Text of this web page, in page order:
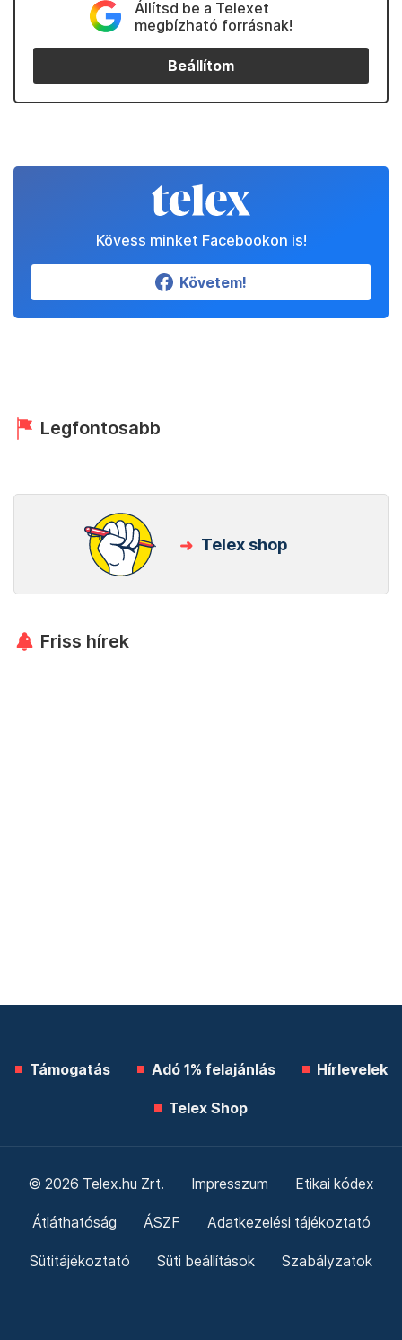
Állítsd be a Telexet
megbízható forrásnak!
Beállítom
Kövess minket Facebookon is!
Követem!
Legfontosabb
Telex shop
Friss hírek
Támogatás Adó 1% felajánlás Hírlevelek
Telex Shop
© 2026 Telex.hu Zrt. Impresszum Etikai kódex
Átláthatóság ÁSZF Adatkezelési tájékoztató
Sütitájékoztató Süti beállítások Szabályzatok